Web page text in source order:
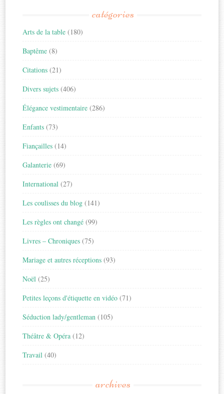
catégories
Arts de la table (180)
Baptême (8)
Citations (21)
Divers sujets (406)
Élégance vestimentaire (286)
Enfants (73)
Fiançailles (14)
Galanterie (69)
International (27)
Les coulisses du blog (141)
Les règles ont changé (99)
Livres – Chroniques (75)
Mariage et autres réceptions (93)
Noël (25)
Petites leçons d'étiquette en vidéo (71)
Séduction lady/gentleman (105)
Théâtre & Opéra (12)
Travail (40)
archives